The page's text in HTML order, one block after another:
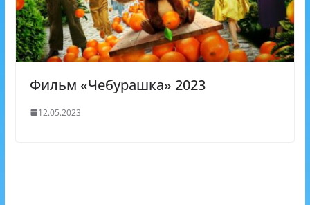
Фильм «Чебурашка» 2023
12.05.2023